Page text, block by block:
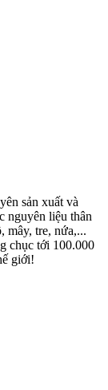
sản xuất và
nguyên liệu thân
mây, tre, nứa,...
chục tới 100.000
giới!